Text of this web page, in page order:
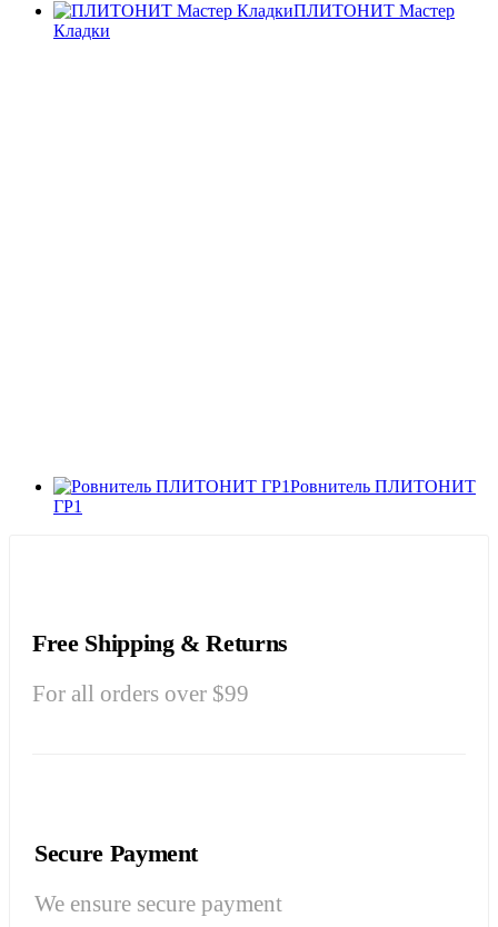
ПЛИТОНИТ Мастер
Кладки
Ровнитель ПЛИТОНИТ
ГР1
Free Shipping & Returns
For all orders over $99
Secure Payment
We ensure secure payment